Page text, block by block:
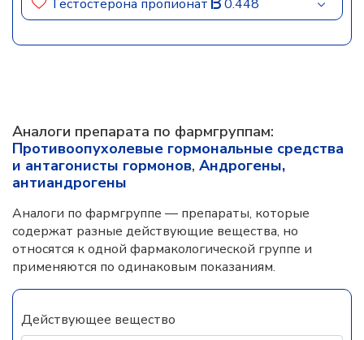
Тестостерона пропионат 0.448
Аналоги препарата по фармгруппам:
Противоопухолевые гормональные средства
и антагонисты гормонов, Андрогены,
антиандрогены
Аналоги по фармгруппе — препараты, которые
содержат разные действующие вещества, но
относятся к одной фармакологической группе и
применяются по одинаковым показаниям.
Действующее вещество